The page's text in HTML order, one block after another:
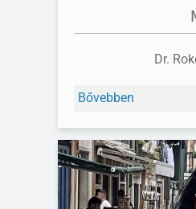
Dr.
Bővebben